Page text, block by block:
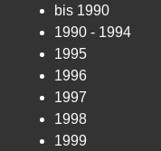
bis 1990
1990 - 1994
1995
1996
1997
1998
1999